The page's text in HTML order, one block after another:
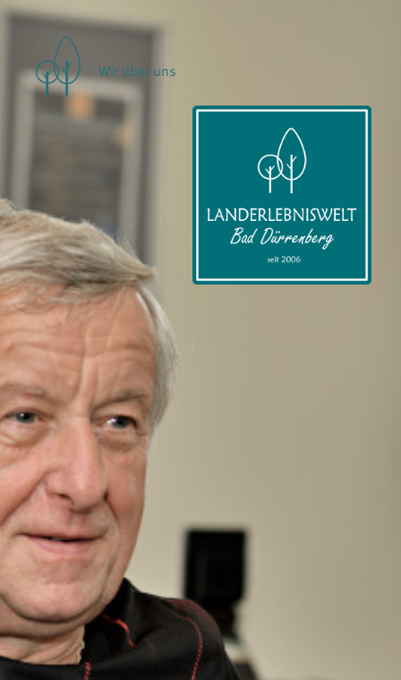
Wir über uns